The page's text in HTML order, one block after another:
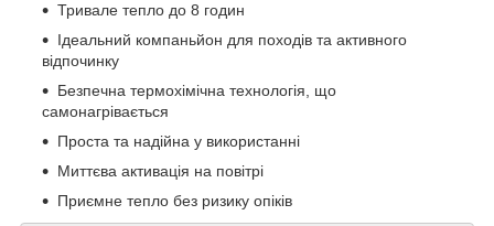
Тривале тепло до 8 годин
Ідеальний компаньйон для походів та активного
відпочинку
Безпечна термохімічна технологія, що
самонагрівається
Проста та надійна у використанні
Миттєва активація на повітрі
Приємне тепло без ризику опіків